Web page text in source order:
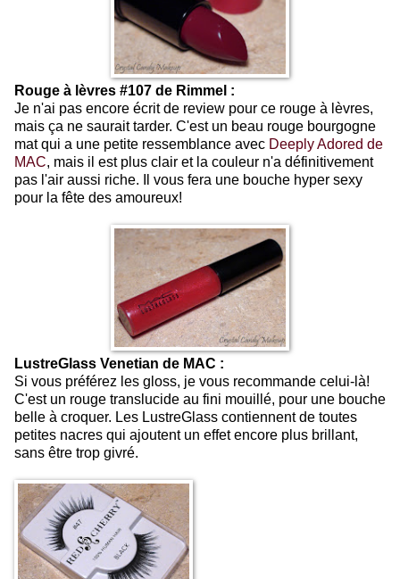
Rouge à lèvres #107 de Rimmel :
Je n'ai pas encore écrit de review pour ce rouge à lèvres,
mais ça ne saurait tarder. C'est un beau rouge bourgogne
mat qui a une petite ressemblance avec Deeply Adored de
MAC, mais il est plus clair et la couleur n'a définitivement
pas l'air aussi riche. Il vous fera une bouche hyper sexy
pour la fête des amoureux!
LustreGlass Venetian de MAC :
Si vous préférez les gloss, je vous recommande celui-là!
C'est un rouge translucide au fini mouillé, pour une bouche
belle à croquer. Les LustreGlass contiennent de toutes
petites nacres qui ajoutent un effet encore plus brillant,
sans être trop givré.